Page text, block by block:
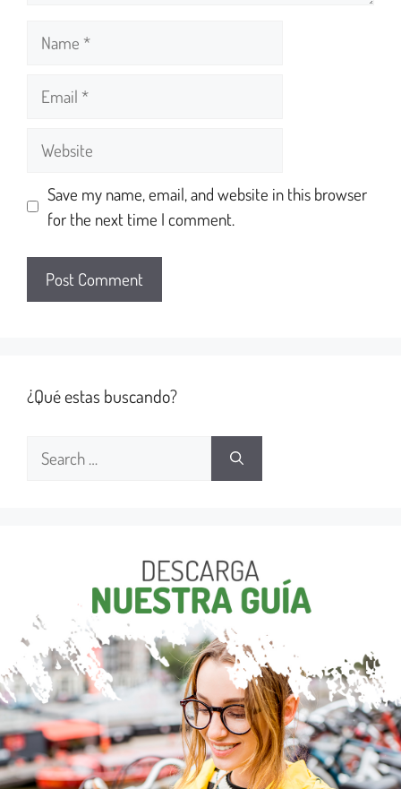
Save my name, email, and website in this browser
for the next time I comment.
¿Qué estas buscando?